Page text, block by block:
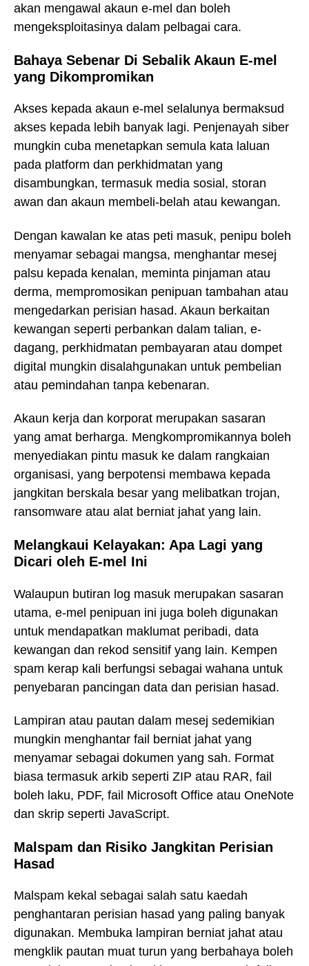
akan mengawal akaun e-mel dan boleh
mengeksploitasinya dalam pelbagai cara.
Bahaya Sebenar Di Sebalik Akaun E-mel
yang Dikompromikan
Akses kepada akaun e-mel selalunya bermaksud
akses kepada lebih banyak lagi. Penjenayah siber
mungkin cuba menetapkan semula kata laluan
pada platform dan perkhidmatan yang
disambungkan, termasuk media sosial, storan
awan dan akaun membeli-belah atau kewangan.
Dengan kawalan ke atas peti masuk, penipu boleh
menyamar sebagai mangsa, menghantar mesej
palsu kepada kenalan, meminta pinjaman atau
derma, mempromosikan penipuan tambahan atau
mengedarkan perisian hasad. Akaun berkaitan
kewangan seperti perbankan dalam talian, e-
dagang, perkhidmatan pembayaran atau dompet
digital mungkin disalahgunakan untuk pembelian
atau pemindahan tanpa kebenaran.
Akaun kerja dan korporat merupakan sasaran
yang amat berharga. Mengkompromikannya boleh
menyediakan pintu masuk ke dalam rangkaian
organisasi, yang berpotensi membawa kepada
jangkitan berskala besar yang melibatkan trojan,
ransomware atau alat berniat jahat yang lain.
Melangkaui Kelayakan: Apa Lagi yang
Dicari oleh E-mel Ini
Walaupun butiran log masuk merupakan sasaran
utama, e-mel penipuan ini juga boleh digunakan
untuk mendapatkan maklumat peribadi, data
kewangan dan rekod sensitif yang lain. Kempen
spam kerap kali berfungsi sebagai wahana untuk
penyebaran pancingan data dan perisian hasad.
Lampiran atau pautan dalam mesej sedemikian
mungkin menghantar fail berniat jahat yang
menyamar sebagai dokumen yang sah. Format
biasa termasuk arkib seperti ZIP atau RAR, fail
boleh laku, PDF, fail Microsoft Office atau OneNote
dan skrip seperti JavaScript.
Malspam dan Risiko Jangkitan Perisian
Hasad
Malspam kekal sebagai salah satu kaedah
penghantaran perisian hasad yang paling banyak
digunakan. Membuka lampiran berniat jahat atau
mengklik pautan muat turun yang berbahaya boleh